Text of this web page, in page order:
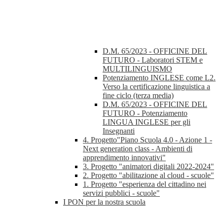
D.M. 65/2023 - OFFICINE DEL
FUTURO - Laboratori STEM e
MULTILINGUISMO
Potenziamento INGLESE come L2.
Verso la certificazione linguistica a
fine ciclo (terza media)
D.M. 65/2023 - OFFICINE DEL
FUTURO - Potenziamento
LINGUA INGLESE per gli
Insegnanti
4. Progetto"Piano Scuola 4.0 - Azione 1 -
Next generation class - Ambienti di
apprendimento innovativi"
3. Progetto "animatori digitali 2022-2024"
2. Progetto "abilitazione al cloud - scuole"
1. Progetto "esperienza del cittadino nei
servizi pubblici - scuole"
I PON per la nostra scuola